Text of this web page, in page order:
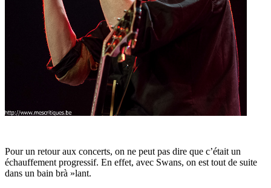
Pour un retour aux concerts, on ne peut pas dire que c’était un
échauffement progressif. En effet, avec Swans, on est tout de suite
dans un bain brà »lant.